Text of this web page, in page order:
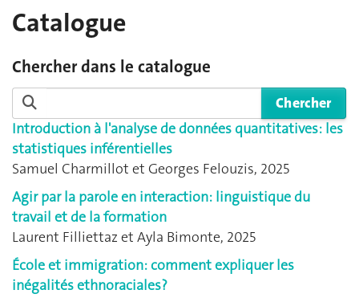
Catalogue
Chercher dans le catalogue
Introduction à l'analyse de données quantitatives: les
statistiques inférentielles
Samuel Charmillot et Georges Felouzis, 2025
Agir par la parole en interaction: linguistique du
travail et de la formation
Laurent Filliettaz et Ayla Bimonte, 2025
École et immigration: comment expliquer les
inégalités ethnoraciales?